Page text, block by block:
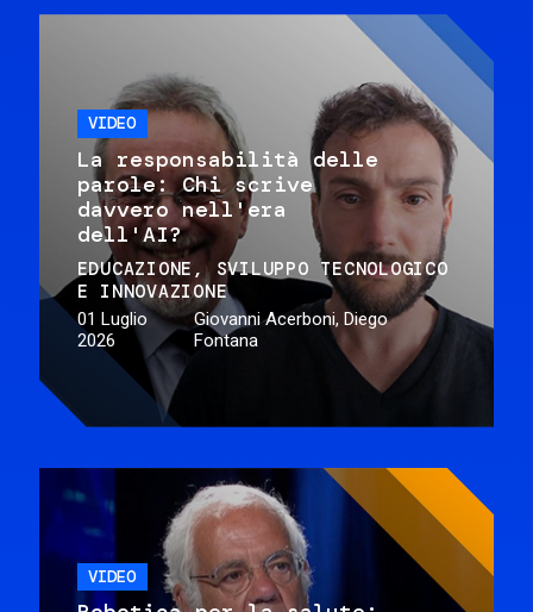
VIDEO
La responsabilità delle
parole: Chi scrive
davvero nell'era
dell'AI?
EDUCAZIONE
SVILUPPO TECNOLOGICO
E INNOVAZIONE
01 Luglio
2026
Giovanni Acerboni, Diego
Fontana
VIDEO